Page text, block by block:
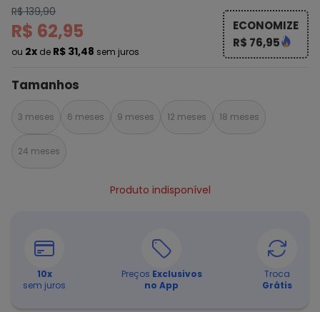
R$ 139,90
R$ 62,95
ou 2x de R$ 31,48 sem juros
ECONOMIZE
R$ 76,95
Tamanhos
3 meses 6 meses 9 meses 12 meses 18 meses
24 meses
Produto indisponível
10x
sem juros
Preços Exclusivos
no App
Troca
Grátis